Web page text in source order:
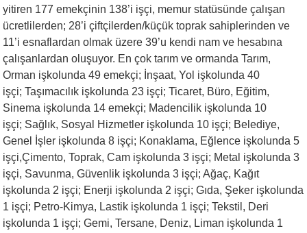
yitiren 177 emekçinin 138’i işçi, memur statüsünde çalışan
ücretlilerden; 28’i çiftçilerden/küçük toprak sahiplerinden ve
11’i esnaflardan olmak üzere 39’u kendi nam ve hesabına
çalışanlardan oluşuyor. En çok tarım ve ormanda Tarım,
Orman işkolunda 49 emekçi; İnşaat, Yol işkolunda 40
işçi; Taşımacılık işkolunda 23 işçi; Ticaret, Büro, Eğitim,
Sinema işkolunda 14 emekçi; Madencilik işkolunda 10
işçi; Sağlık, Sosyal Hizmetler işkolunda 10 işçi; Belediye,
Genel İşler işkolunda 8 işçi; Konaklama, Eğlence işkolunda 5
işçi,Çimento, Toprak, Cam işkolunda 3 işçi; Metal işkolunda 3
işçi, Savunma, Güvenlik işkolunda 3 işçi; Ağaç, Kağıt
işkolunda 2 işçi; Enerji işkolunda 2 işçi; Gıda, Şeker işkolunda
1 işçi; Petro-Kimya, Lastik işkolunda 1 işçi; Tekstil, Deri
işkolunda 1 işçi; Gemi, Tersane, Deniz, Liman işkolunda 1